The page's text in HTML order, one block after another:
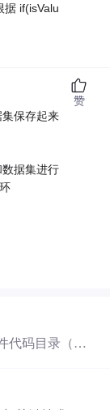
据 if(isValu
保存起来
据集进行
赞
代码目录（Wi